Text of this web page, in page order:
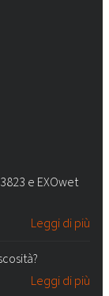
e EXOwet
Leggi di più
Leggi di più